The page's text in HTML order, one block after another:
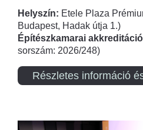
Helyszín: Etele Plaza
Budapest, Hadak útja 1.)
Építészkamarai
sorszám: 2026/248)
Részletes információ